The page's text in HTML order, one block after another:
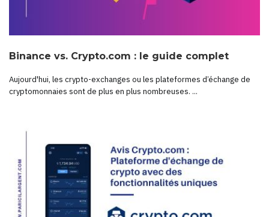
Binance vs. Crypto.com : le guide complet
Aujourd'hui, les crypto-exchanges ou les plateformes d’échange de
cryptomonnaies sont de plus en plus nombreuses. ...